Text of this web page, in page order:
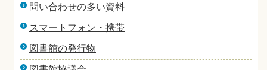
問い合わせの多い資料
スマートフォン・携帯
図書館の発行物